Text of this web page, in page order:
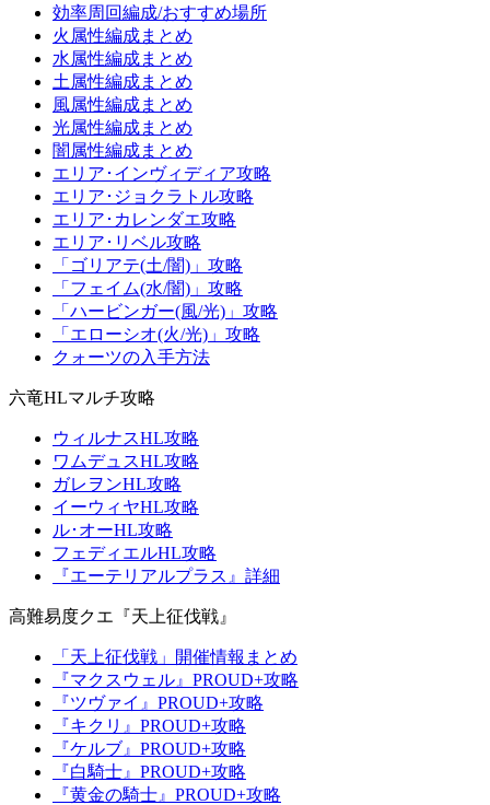
効率周回編成/おすすめ場所
火属性編成まとめ
水属性編成まとめ
土属性編成まとめ
風属性編成まとめ
光属性編成まとめ
闇属性編成まとめ
エリア･インヴィディア攻略
エリア･ジョクラトル攻略
エリア･カレンダエ攻略
エリア･リベル攻略
「ゴリアテ(土/闇)」攻略
「フェイム(水/闇)」攻略
「ハービンガー(風/光)」攻略
「エローシオ(火/光)」攻略
クォーツの入手方法
六竜HLマルチ攻略
ウィルナスHL攻略
ワムデュスHL攻略
ガレヲンHL攻略
イーウィヤHL攻略
ル･オーHL攻略
フェディエルHL攻略
『エーテリアルプラス』詳細
高難易度クエ『天上征伐戦』
「天上征伐戦」開催情報まとめ
『マクスウェル』PROUD+攻略
『ツヴァイ』PROUD+攻略
『キクリ』PROUD+攻略
『ケルブ』PROUD+攻略
『白騎士』PROUD+攻略
『黄金の騎士』PROUD+攻略